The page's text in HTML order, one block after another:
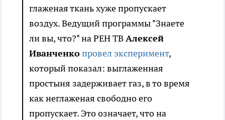
глаженая ткань хуже пропускает
воздух. Ведущий программы "Знаете
ли вы, что?" на РЕН ТВ Алексей
Иванченкопровел эксперимент,
который показал: выглаженная
простыня задерживает газ, в то время
как неглаженая свободно его
пропускает. Это означает, что на